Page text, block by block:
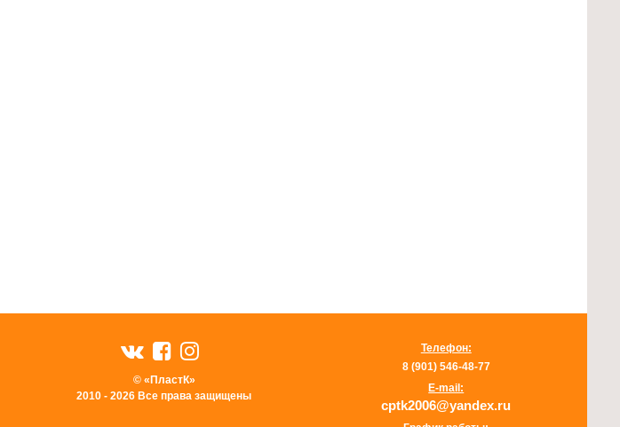
© «ПластК»
2010 - 2026 Все права защищены
Телефон:
8 (901) 546-48-77
E-mail:
cptk2006@yandex.ru